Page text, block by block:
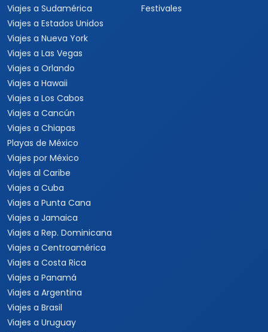
Viajes a Sudamérica
Viajes a Estados Unidos
Viajes a Nueva York
Viajes a Las Vegas
Viajes a Orlando
Viajes a Hawaii
Viajes a Los Cabos
Viajes a Cancún
Viajes a Chiapas
Playas de México
Viajes por México
Viajes al Caribe
Viajes a Cuba
Viajes a Punta Cana
Viajes a Jamaica
Viajes a Rep. Dominicana
Viajes a Centroamérica
Viajes a Costa Rica
Viajes a Panamá
Viajes a Argentina
Viajes a Brasil
Viajes a Uruguay
Festivales